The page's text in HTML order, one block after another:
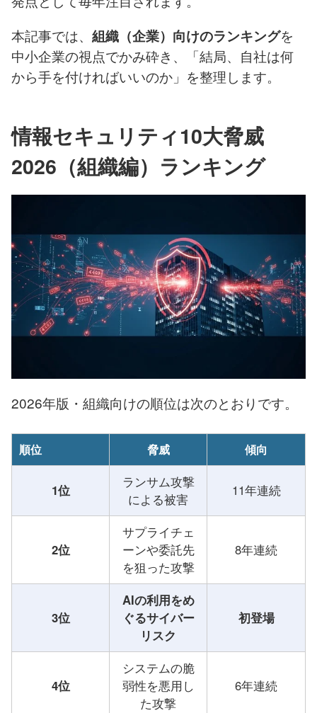
本記事では、 組織（企業）向けのランキングを
中小企業の視点でかみ砕き、「結局、自社は何
から手を付ければいいのか」を整理します。
情報セキュリティ10大脅威
2026（組織編）ランキング
2026年版・組織向けの順位は次のとおりです。
順位 脅威 傾向
1位
ランサム攻撃
による被害
11年連続
2位
サプライチェ
ーンや委託先
を狙った攻撃
8年連続
3位
AIの利用をめ
ぐるサイバー
リスク
初登場
4位
システムの脆
弱性を悪用し
た攻撃
6年連続